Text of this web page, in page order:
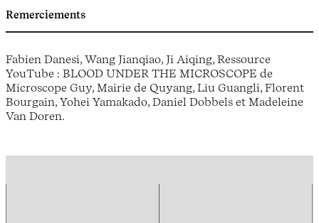
Remerciements
Fabien Danesi, Wang Jianqiao, Ji Aiqing, Ressource
YouTube : BLOOD UNDER THE MICROSCOPE de
Microscope Guy, Mairie de Quyang, Liu Guangli, Florent
Bourgain, Yohei Yamakado, Daniel Dobbels et Madeleine
Van Doren.